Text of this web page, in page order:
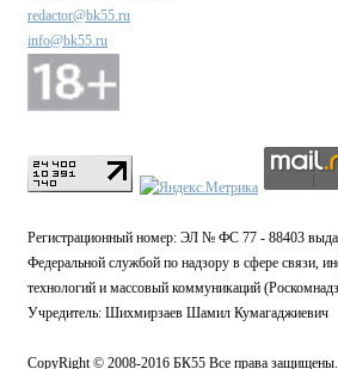
redactor@bk55.ru
info@bk55.ru
Регистрационный номер: ЭЛ № ФС 77 - 88403
Федеральной службой по надзору в сфере связи,
технологий и массовый коммуникаций
Учредитель: Шихмирзаев Шамил Кумагаджиевич
CopyRight © 2008-2016 БК55 Все права защищены.